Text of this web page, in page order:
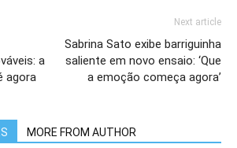
a
agora
Next article
Sabrina Sato exibe barriguinha
saliente em novo ensaio: ‘Que
a emoção começa agora’
MORE FROM AUTHOR